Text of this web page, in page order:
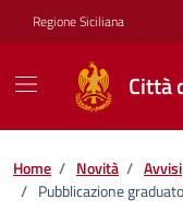
Vai ai contenuti
Vai al footer
Regione Siciliana
Città
Home / Novità / Avvisi
/ Pubblicazione